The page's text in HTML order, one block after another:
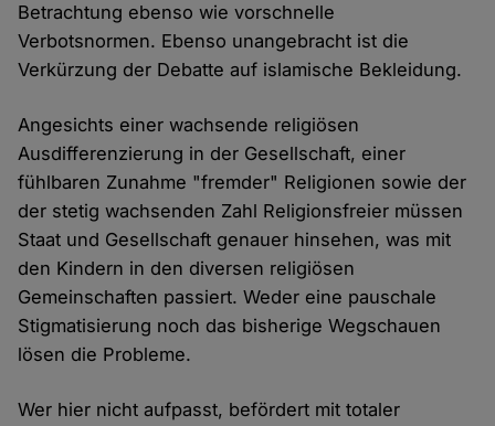
Betrachtung ebenso wie vorschnelle
Verbotsnormen. Ebenso unangebracht ist die
Verkürzung der Debatte auf islamische Bekleidung.
Angesichts einer wachsende religiösen
Ausdifferenzierung in der Gesellschaft, einer
fühlbaren Zunahme "fremder" Religionen sowie der
der stetig wachsenden Zahl Religionsfreier müssen
Staat und Gesellschaft genauer hinsehen, was mit
den Kindern in den diversen religiösen
Gemeinschaften passiert. Weder eine pauschale
Stigmatisierung noch das bisherige Wegschauen
lösen die Probleme.
Wer hier nicht aufpasst, befördert mit totaler